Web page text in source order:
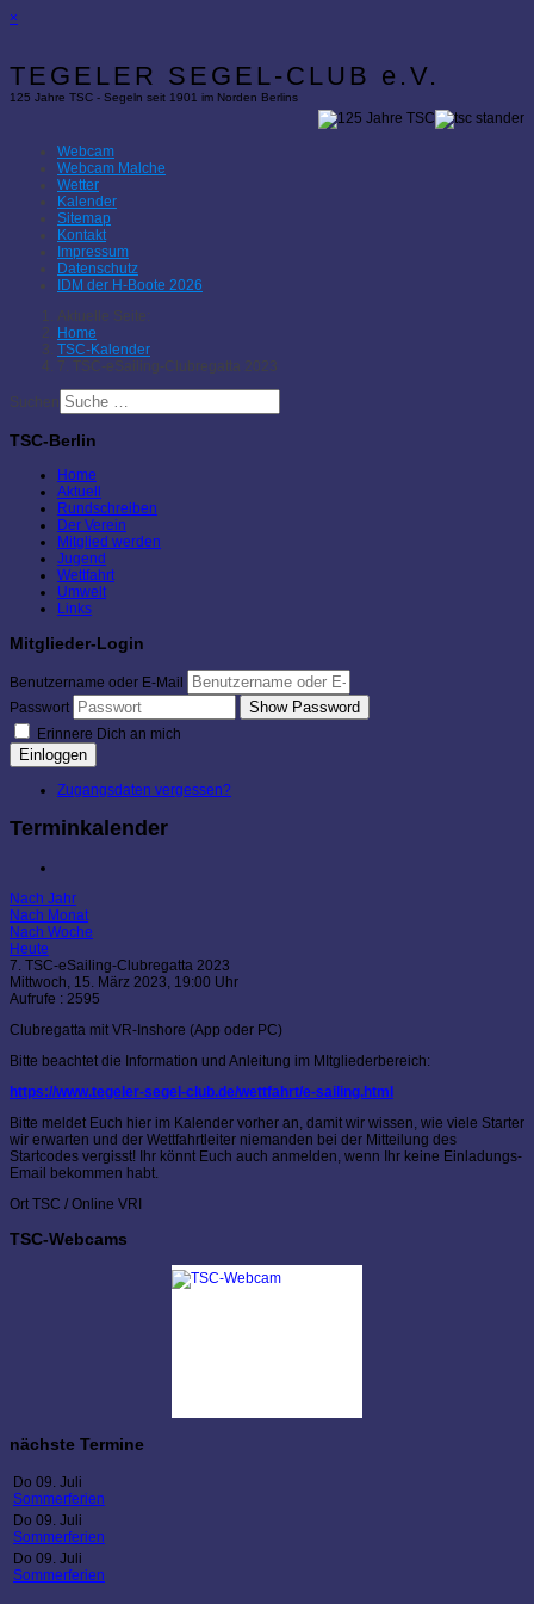
×
TEGELER SEGEL-CLUB e.V.
125 Jahre TSC - Segeln seit 1901 im Norden Berlins
Webcam
Webcam Malche
Wetter
Kalender
Sitemap
Kontakt
Impressum
Datenschutz
IDM der H-Boote 2026
Aktuelle Seite:
Home
TSC-Kalender
7. TSC-eSailing-Clubregatta 2023
Suchen
TSC-Berlin
Home
Aktuell
Rundschreiben
Der Verein
Mitglied werden
Jugend
Wettfahrt
Umwelt
Links
Mitglieder-Login
Benutzername oder E-Mail
Passwort
Show Password
Erinnere Dich an mich
Einloggen
Zugangsdaten vergessen?
Terminkalender
Nach Jahr
Nach Monat
Nach Woche
Heute
7. TSC-eSailing-Clubregatta 2023
Mittwoch, 15. März 2023, 19:00 Uhr
Aufrufe : 2595
Clubregatta mit VR-Inshore (App oder PC)
Bitte beachtet die Information und Anleitung im MItgliederbereich:
https://www.tegeler-segel-club.de/wettfahrt/e-sailing.html
Bitte meldet Euch hier im Kalender vorher an, damit wir wissen, wie viele Starter
wir erwarten und der Wettfahrtleiter niemanden bei der Mitteilung des
Startcodes vergisst! Ihr könnt Euch auch anmelden, wenn Ihr keine Einladungs-
Email bekommen habt.
Ort TSC / Online VRI
TSC-Webcams
nächste Termine
Do 09. Juli
Sommerferien
Do 09. Juli
Sommerferien
Do 09. Juli
Sommerferien